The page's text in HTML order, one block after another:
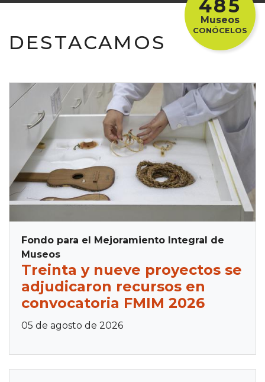
485
Museos
CONÓCELOS
DESTACAMOS
Fondo para el Mejoramiento Integral de
Museos
Treinta y nueve proyectos se
adjudicaron recursos en
convocatoria FMIM 2026
05 de agosto de 2026